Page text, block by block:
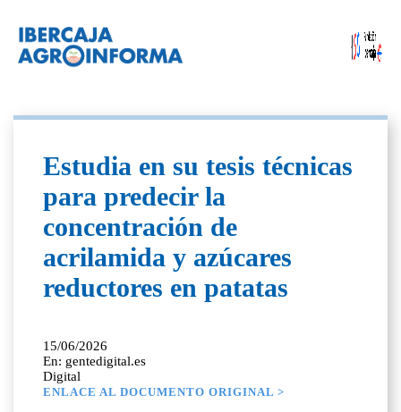
Estudia en su tesis técnicas
para predecir la
concentración de
acrilamida y azúcares
reductores en patatas
15/06/2026
En: gentedigital.es
Digital
ENLACE AL DOCUMENTO ORIGINAL >